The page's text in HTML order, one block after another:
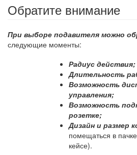
Обратите внимание
При выборе подавителя можно
следующие моменты:
Радиус действия;
Длительность
Возможность
управления;
Возможность
розетке;
Дизайн и размер
помещаться в
кейсе).